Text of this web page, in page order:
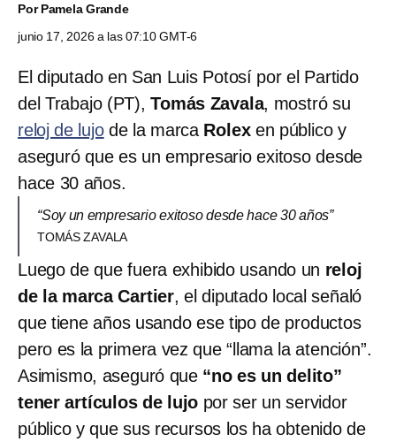
PorPamela Grande
junio 17, 2026 a las 07:10 GMT-6
El diputado en San Luis Potosí por el Partido
del Trabajo (PT),Tomás Zavala, mostró su
reloj de lujode la marca Rolex en público y
aseguró que es un empresario exitoso desde
hace 30 años.
“Soy un empresario exitoso desde hace 30 años”
TOMÁS ZAVALA
Luego de que fuera exhibido usando un reloj
de la marca Cartier, el diputado local señaló
que tiene años usando ese tipo de productos
pero es la primera vez que “llama la atención”.
Asimismo, aseguró que “no es un delito”
tener artículos de lujo por ser un servidor
público y que sus recursos los ha obtenido de